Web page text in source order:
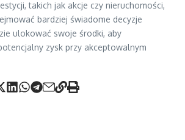
takich jak akcje czy nieruchomości,
bardziej świadome decyzje
ulokować swoje środki, aby
zysk przy akceptowalnym